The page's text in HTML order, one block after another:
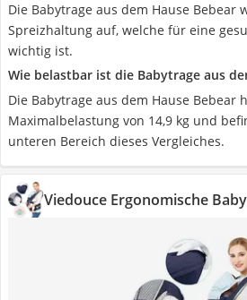
Die Babytrage aus dem Hause Bebear
Spreizhaltung auf, welche für eine
wichtig ist.
Wie belastbar ist die Babytrage aus
Die Babytrage aus dem Hause Bebear
Maximalbelastung von 14,9 kg und
unteren Bereich dieses Vergleiches.
Viedouce Ergonomische